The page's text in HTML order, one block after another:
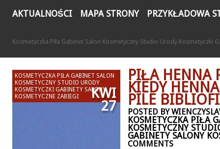
AKTUALNOŚCI MAPA STRONY PRZYKŁADOWA
Kosmetyczka Piła Gabinet Salon Kosmetyczny Studio Urody Kosmetyczki
KOSMETYCZKA PIŁA GABINET SALON
KOSMETYCZNY STUDIO URODY
KOSMETYCZKI GABINETY SALONY
KOSMETYCZNE ZABIEGI
KWI
27
PIŁA HENNA
KIEDY
PILE
POSTED BY
KOSMETYCZKA PIŁA
KOSMETYCZNY
GABINETY SALONY
COMMENTS